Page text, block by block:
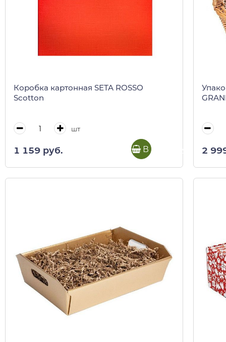
Коробка картонная SETA ROSSO
Scotton
шт
1 159 руб. В корзину 2